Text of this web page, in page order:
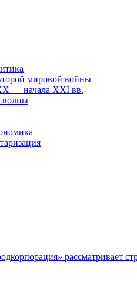
мировой войны
— начала XXI вв.
волны